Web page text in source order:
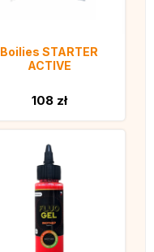
Boilies STARTER
ACTIVE
108 zł